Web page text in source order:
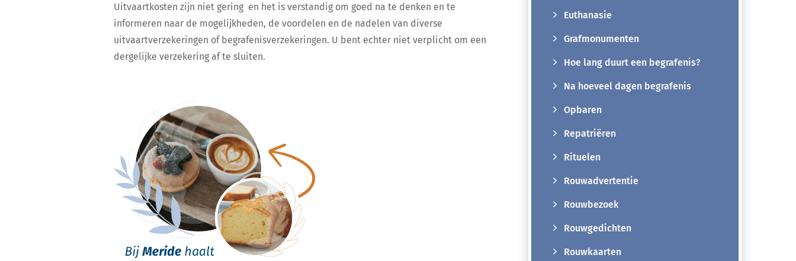
Uitvaartkosten zijn niet gering en het is verstandig om goed na te denken en te
informeren naar de mogelijkheden, de voordelen en de nadelen van diverse
uitvaartverzekeringen of begrafenisverzekeringen. U bent echter niet verplicht om een
dergelijke verzekering af te sluiten.
Euthanasie
Grafmonumenten
Hoe lang duurt een begrafenis?
Na hoeveel dagen begrafenis
Opbaren
Repatriëren
Rituelen
Rouwadvertentie
Rouwbezoek
Rouwgedichten
Rouwkaarten